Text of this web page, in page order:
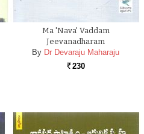
Ma 'nava' Vaddam
Jeevanadharam
By Dr Devaraju Maharaju
Rs. 230